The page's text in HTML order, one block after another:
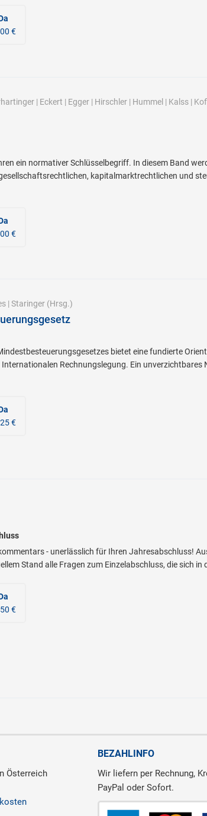
€
| Eckert | Egger| Hirschler| Hummel | Kalss|
ein normativer Schlüsselbegriff. In diesem Band
kapitalmarktrechtlichen und
€
| Staringer(Hrsg.)
bietet eine fundierte
Rechnungslegung. Ein
€
- unerlässlich für Ihren Jahresabschluss!
Stand alle Fragen zum Einzelabschluss, die sich
€
Österreich
BEZAHLINFO
Wir liefern per Rechnung,
PayPal oder Sofort.